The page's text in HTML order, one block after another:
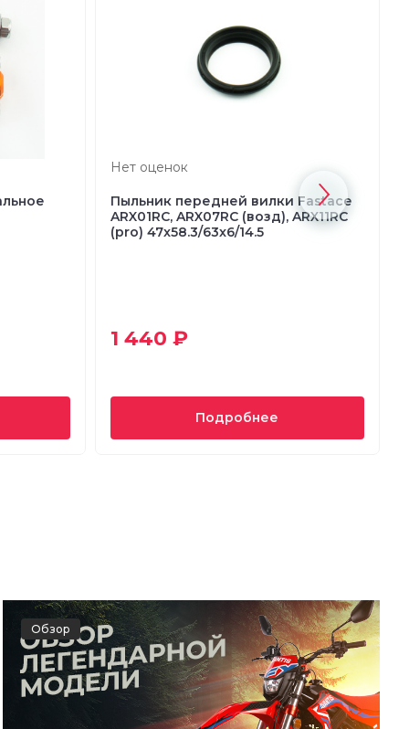
Нет оценок
Пыльник передней вилки Fastace
ARX01RC, ARX07RC (возд), ARX11RC
(pro) 47x58.3/63x6/14.5
1 440 ₽
Подробнее
Обзор